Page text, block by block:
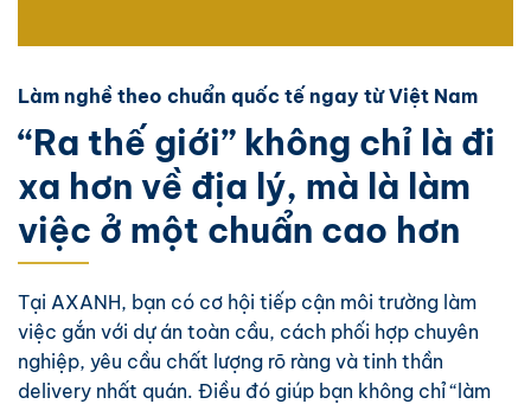
Làm nghề theo chuẩn quốc tế ngay từ Việt Nam
“Ra thế giới” không chỉ là đi
xa hơn về địa lý, mà là làm
việc ở một chuẩn cao hơn
Tại AXANH, bạn có cơ hội tiếp cận môi trường làm
việc gắn với dự án toàn cầu, cách phối hợp chuyên
nghiệp, yêu cầu chất lượng rõ ràng và tinh thần
delivery nhất quán. Điều đó giúp bạn không chỉ “làm